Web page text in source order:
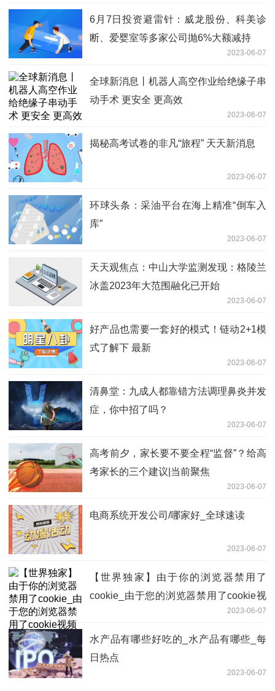
6月7日投资避雷针：威龙股份、科美诊
断、爱婴室等多家公司抛6%大额减持
2023-06-07
全球新消息丨机器人高空作业给绝缘子串
动手术 更安全 更高效
2023-06-07
揭秘高考试卷的非凡“旅程” 天天新消息
2023-06-07
环球头条：采油平台在海上精准“倒车入
库”
2023-06-07
天天观焦点：中山大学监测发现：格陵兰
冰盖2023年大范围融化已开始
2023-06-07
好产品也需要一套好的模式！链动2+1模
式了解下 最新
2023-06-07
清鼻堂：九成人都靠错方法调理鼻炎并发
症，你中招了吗？
2023-06-07
高考前夕，家长要不要全程“监督”？给高
考家长的三个建议|当前聚焦
2023-06-07
电商系统开发公司/哪家好_全球速读
2023-06-07
【世界独家】由于你的浏览器禁用了
cookie_由于您的浏览器禁用了cookie视
2023-06-07
水产品有哪些好吃的_水产品有哪些_每
日热点
2023-06-07